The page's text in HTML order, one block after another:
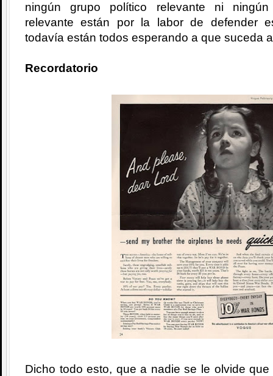
ningún grupo político relevante ni
relevante están por la labor de defender
todavía están todos esperando a que suceda
Recordatorio
Dicho todo esto, que a nadie se le olvide